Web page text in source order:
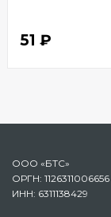
51 ₽
ООО «БТС»
ОРГН: 1126311006656
ИНН: 6311138429